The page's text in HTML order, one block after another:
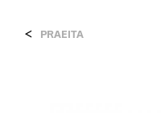
< PRAEITA